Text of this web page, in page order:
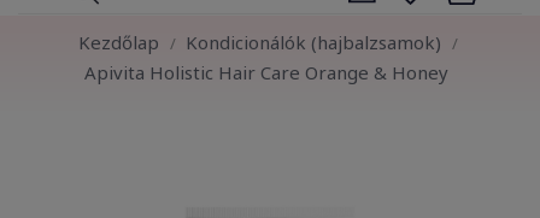
navigation
Kezdőlap
Kondicionálók (hajbalzsamok)
Apivita Holistic Hair Care Orange & Honey